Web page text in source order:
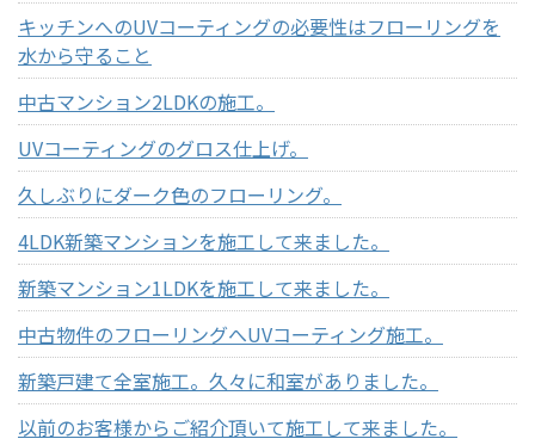
キッチンへのUVコーティングの必要性はフローリングを
水から守ること
中古マンション2LDKの施工。
UVコーティングのグロス仕上げ。
久しぶりにダーク色のフローリング。
4LDK新築マンションを施工して来ました。
新築マンション1LDKを施工して来ました。
中古物件のフローリングへUVコーティング施工。
新築戸建て全室施工。久々に和室がありました。
以前のお客様からご紹介頂いて施工して来ました。